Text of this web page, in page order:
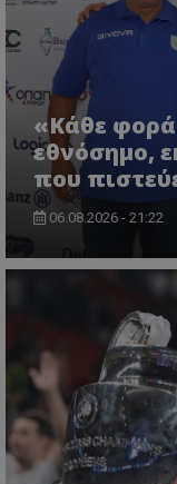
«Κάθε
εθνόσημο,
που
06.08.2026 - 21:22